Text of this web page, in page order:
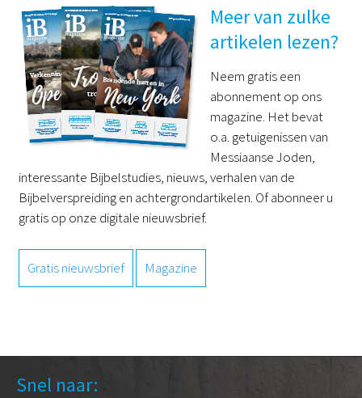
Meer van zulke
artikelen lezen?
Neem gratis een
abonnement op ons
magazine. Het bevat
o.a. getuigenissen van
Messiaanse Joden,
interessante Bijbelstudies, nieuws, verhalen van de
Bijbelverspreiding en achtergrondartikelen. Of abonneer u
gratis op onze digitale nieuwsbrief.
Gratis nieuwsbrief Magazine
Snel naar: